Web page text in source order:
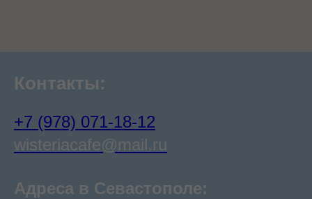
Контакты:
+7 (978) 071-18-12
wisteriacafe@mail.ru
Адреса в Севастополе: